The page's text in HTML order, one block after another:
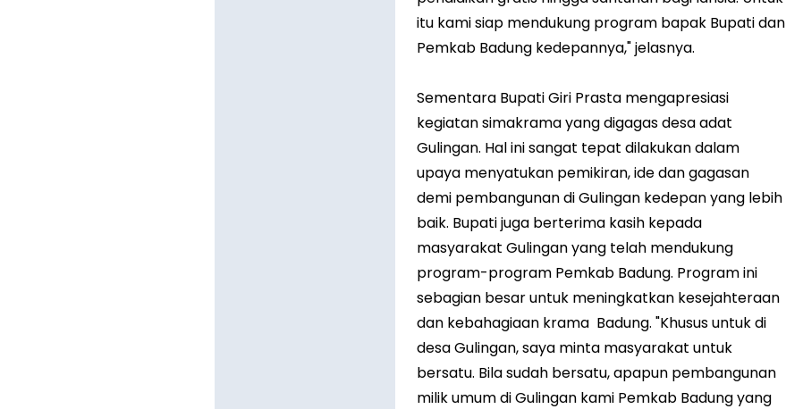
itu kami siap mendukung program bapak Bupati dan
Pemkab Badung kedepannya," jelasnya.
Sementara Bupati Giri Prasta mengapresiasi
kegiatan simakrama yang digagas desa adat
Gulingan. Hal ini sangat tepat dilakukan dalam
upaya menyatukan pemikiran, ide dan gagasan
demi pembangunan di Gulingan kedepan yang lebih
baik. Bupati juga berterima kasih kepada
masyarakat Gulingan yang telah mendukung
program-program Pemkab Badung. Program ini
sebagian besar untuk meningkatkan kesejahteraan
dan kebahagiaan krama Badung. "Khusus untuk di
desa Gulingan, saya minta masyarakat untuk
bersatu. Bila sudah bersatu, apapun pembangunan
milik umum di Gulingan kami Pemkab Badung yang